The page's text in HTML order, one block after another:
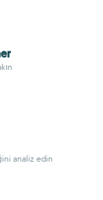
analiz edin